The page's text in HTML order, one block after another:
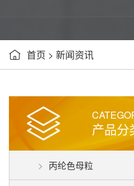
 首页 > 新闻资讯
产品分
丙纶色母粒